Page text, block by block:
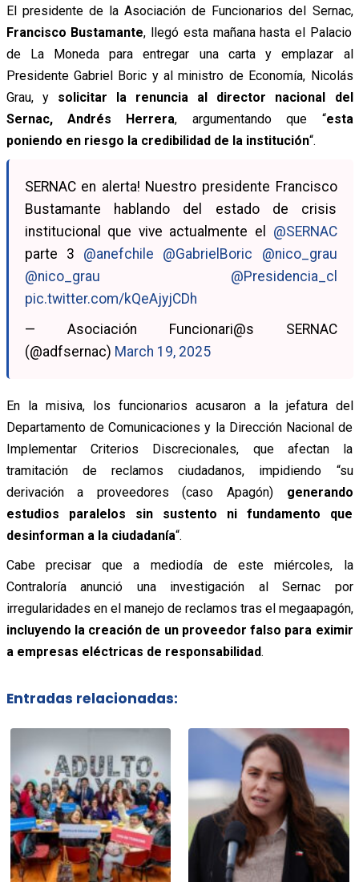
El presidente de la Asociación de Funcionarios del Sernac,
Francisco Bustamante, llegó esta mañana hasta el Palacio
de La Moneda para entregar una carta y emplazar al
Presidente Gabriel Boric y al ministro de Economía, Nicolás
Grau, y solicitar la renuncia al director nacional del
Sernac, Andrés Herrera, argumentando que “esta
poniendo en riesgo la credibilidad de la institución“.
SERNAC en alerta! Nuestro presidente Francisco
Bustamante hablando del estado de crisis
institucional que vive actualmente el @SERNAC
parte 3 @anefchile @GabrielBoric
@nico_grau
@nico_grau
@Presidencia_cl
pic.twitter.com/kQeAjyjCDh
— Asociación Funcionari@s SERNAC
(@adfsernac) March 19, 2025
En la misiva, los funcionarios acusaron a la jefatura del
Departamento de Comunicaciones y la Dirección Nacional de
Implementar Criterios Discrecionales, que afectan la
tramitación de reclamos ciudadanos, impidiendo “su
derivación a proveedores (caso Apagón) generando
estudios paralelos sin sustento ni fundamento que
desinforman a la ciudadanía“.
Cabe precisar que a mediodía de este miércoles, la
Contraloría anunció una investigación al Sernac por
irregularidades en el manejo de reclamos tras el megaapagón,
incluyendo la creación de un proveedor falso para eximir
a empresas eléctricas de responsabilidad.
Entradas relacionadas: